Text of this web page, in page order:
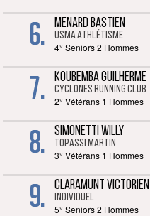
6. MENARD BASTIEN
USMA Athlétisme
4° Seniors 2 Hommes
7. KOUBEMBA GUILHERME
Cyclones Running Club
2° Vétérans 1 Hommes
8. SIMONETTI WILLY
TOPASSI Martin
3° Vétérans 1 Hommes
9. CLARAMUNT VICTORIEN
Individuel
5° Seniors 2 Hommes